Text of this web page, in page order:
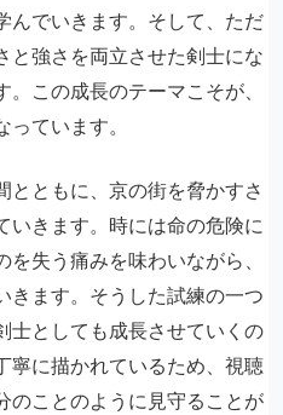
んでいきます。そして、ただ
と強さを両立させた剣士にな
この成長のテーマこそが、
ています。
とともに、京の街を脅かすさ
いきます。時には命の危険に
失う痛みを味わいながら、
きます。そうした試練の一つ
士としても成長させていくの
寧に描かれているため、視聴
のことのように見守ることが